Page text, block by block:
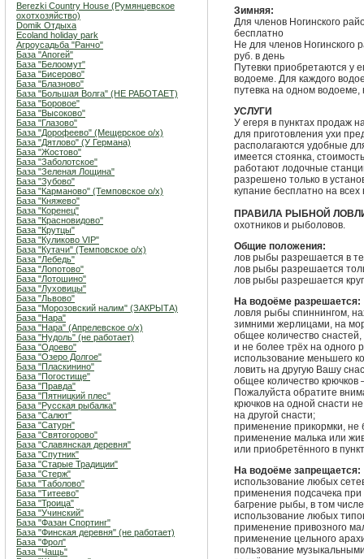
Berezki Country House (Румянцевское
охотхозяйство)
Domik Отдыха
Ecoland holiday park
Агроусадьба "Ранчо"
База "Апогей"
База "Белоомут"
База "Бисерово"
База "Блазново"
База "Большая Волга" (НЕ РАБОТАЕТ)
База "Боровое"
База "Высоково"
База "Глазово"
База "Дорофеево" (Мещерское о/х)
База "Дятлово" (У Германа)
База "Жостово"
База "Заболотское"
База "Зеленая Лощина"
База "Зубово"
База "Карманово" (Темповское о/х)
База "Княжево"
База "Коренец"
База "Красновидово"
База "Крутцы"
База "Куликово VIP"
База "Кутачи" (Темповское о/х)
База "Лебедь"
База "Лопотово"
База "Лотошино"
База "Луховицы"
База "Львово"
База "Морозовский налим" (ЗАКРЫТА)
База "Нара"
База "Нара" (Апрелевское о/х)
База "Нудоль" (не работает)
База "Одоево"
База "Озеро Долгое"
База "Пласкинино"
База "Погостище"
База "Правда"
База "Пятницкий плес"
База "Русская рыбалка"
База "Салют"
База "Сатурн"
База "Святогорово"
База "Славянская деревня"
База "Спутник"
База "Старые Традиции"
База "Стерж"
База "Таболово"
База "Титеево"
База "Троица"
База "Учинский"
База "Фазан Спортинг"
База "Финская деревня" (не работает)
База "Фрол"
База "Чащь"
Зимняя:
Для членов Ногинского
бесплатно
Не для членов Ногинского
руб. в день
Путевки приобретаются у
водоеме. Для каждого
путевка на одном водоеме,
УСЛУГИ
У егеря в пунктах продаж
для приготовления ухи
располагаются удобные
имеется стоянка,
работают лодочные
разрешено только в
купание бесплатно на всех
ПРАВИЛА РЫБНОЙ
охотников и рыболовов.
Общие положения:
лов рыбы разрешается в
лов рыбы разрешается
лов рыбы разрешается
На водоёме разрешается:
ловля рыбы спиннингом,
зимними жерлицами, на
общее количество
и не более трёх на одного
использование меньшего
ловить на другую Вашу
общее количество
Пожалуйста обратите
крючков на одной снасти
на другой снасти;
применение прикормки, не
применение малька или
или приобретённого в
На водоёме запрещается:
использование любых
применения подсачека
багрение рыбы, в том
использование любых
применение привозного
применение цельного
пользование